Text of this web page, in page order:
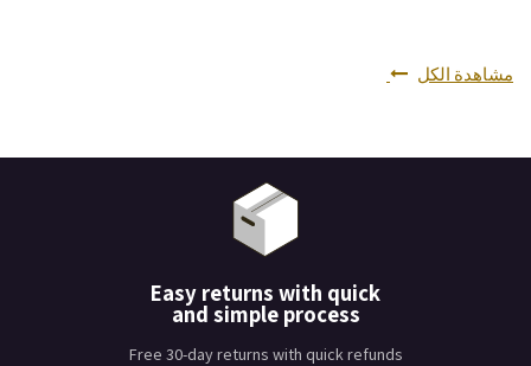
مشاهدة الكل
Easy returns with quick
and simple process
Free 30-day returns with quick refunds